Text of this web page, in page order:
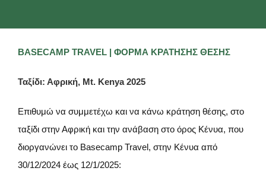
BASECAMP TRAVEL | ΦΟΡΜΑ ΚΡΑΤΗΣΗΣ ΘΕΣΗΣ
Ταξίδι: Αφρική, Mt. Kenya 2025
Επιθυμώ να συμμετέχω και να κάνω κράτηση θέσης, στο
ταξίδι στην Αφρική και την ανάβαση στο όρος Κένυα, που
διοργανώνει το Basecamp Travel, στην Κένυα από
30/12/2024 έως 12/1/2025: